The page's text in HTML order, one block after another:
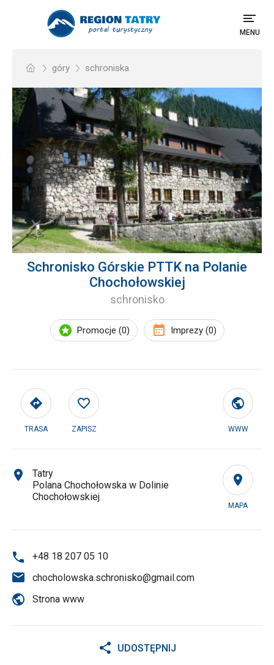
MENU
góry schroniska
Schronisko Górskie PTTK na Polanie
Chochołowskiej
schronisko
Promocje (0) Imprezy (0)
TRASA ZAPISZ WWW
MAPA
Tatry
Polana Chochołowska w Dolinie
Chochołowskiej
+48 18 207 05 10
chocholowska.schronisko@gmail.com
Strona www
UDOSTĘPNIJ